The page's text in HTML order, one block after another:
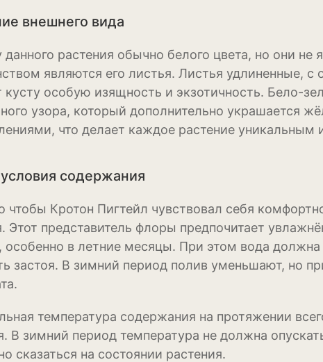
Лобелия
Магнолия
Очиток или
Пеларгония
Рододендрон
внешнего вида
данного растения обычно белого цвета, но они
являются его листья. Листья удлиненные,
кусту особую изящность и экзотичность. Бело-
узора, который дополнительно украшается
что делает каждое растение
содержания
чтобы Кротон Пигтейл чувствовал себя
Этот представитель флоры предпочитает
особенно в летние месяцы. При этом вода
застоя. В зимний период полив уменьшают, но
температура содержания на протяжении
В зимний период температура не должна
сказаться на состоянии растения.